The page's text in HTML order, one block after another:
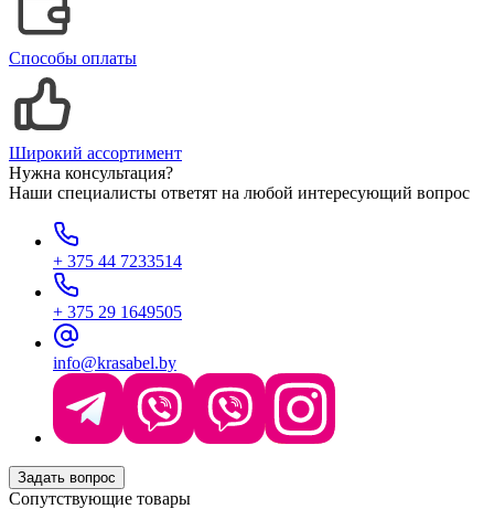
Способы оплаты
Широкий ассортимент
Нужна консультация?
Наши специалисты ответят на любой интересующий вопрос
+ 375 44 7233514
+ 375 29 1649505
info@krasabel.by
Задать вопрос
Сопутствующие товары